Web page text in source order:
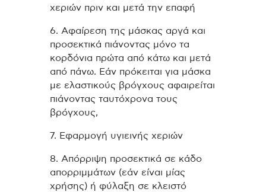
χεριών πριν και μετά την επαφή
6. Αφαίρεση της μάσκας αργά και
προσεκτικά πιάνοντας μόνο τα
κορδόνια πρώτα από κάτω και μετά
από πάνω. Εάν πρόκειται για μάσκα
με ελαστικούς βρόγχους αφαιρείται
πιάνοντας ταυτόχρονα τους
βρόγχους,
7. Εφαρμογή υγιεινής χεριών
8. Απόρριψη προσεκτικά σε κάδο
απορριμμάτων (εάν είναι μίας
χρήσης) ή φύλαξη σε κλειστό